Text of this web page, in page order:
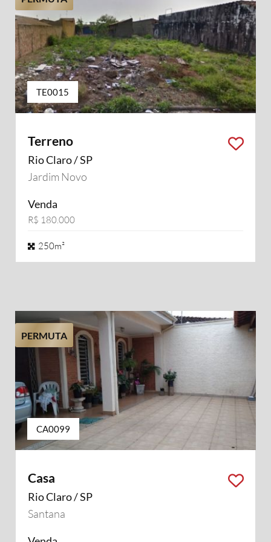
TE0015
Terreno
Rio Claro / SP
Jardim Novo
Venda
R$ 180.000
250m²
PERMUTA
CA0099
Casa
Rio Claro / SP
Santana